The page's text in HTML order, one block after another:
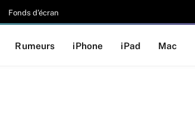
Fonds d’écran
Rumeurs iPhone iPad Mac